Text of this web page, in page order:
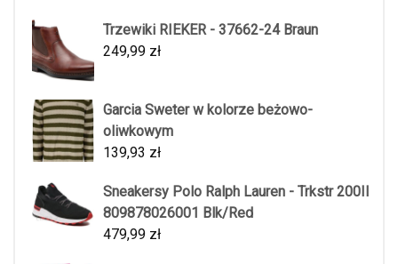
Trzewiki RIEKER - 37662-24 Braun
249,99 zł
Garcia Sweter w kolorze beżowo-
oliwkowym
139,93 zł
Sneakersy Polo Ralph Lauren - Trkstr 200II
809878026001 Blk/Red
479,99 zł